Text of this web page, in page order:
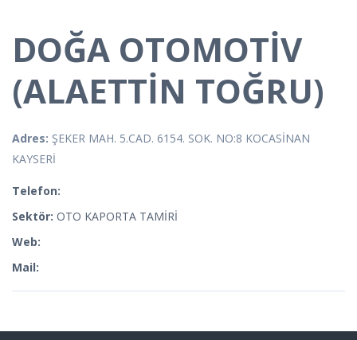
DOĞA OTOMOTİV
(ALAETTİN TOĞRU)
Adres: ŞEKER MAH. 5.CAD. 6154. SOK. NO:8 KOCASİNAN
KAYSERİ
Telefon:
Sektör: OTO KAPORTA TAMİRİ
Web:
Mail: